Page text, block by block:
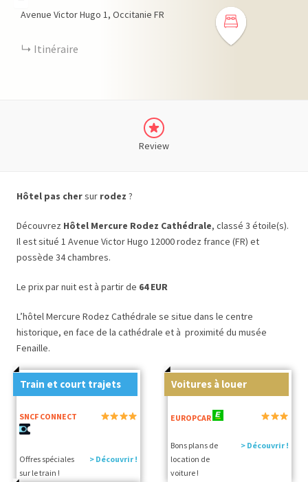
Avenue Victor Hugo 1 Occitanie FR
Itinéraire
Review
Hôtel pas chersur rodez ?
Découvrez Hôtel Mercure Rodez Cathédrale, classé 3 étoile(s).
Il est situé 1 Avenue Victor Hugo 12000 rodez france (FR) et
possède 34 chambres.
Le prix par nuit est à partir de 64 EUR
L’hôtel Mercure Rodez Cathédrale se situe dans le centre
historique, en face de la cathédrale et à proximité du musée
Fenaille.
Train et court trajets
SNCF CONNECT
Offres spéciales
sur le train !
> Découvrir !
Voitures à louer
EUROPCAR
Bons plans de
location de
voiture !
> Découvrir !